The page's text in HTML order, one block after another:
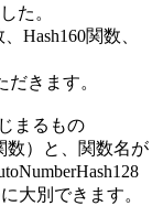
た。
Hash160関数、
だきます。
まるもの
数）と、関数名が
大別できます。